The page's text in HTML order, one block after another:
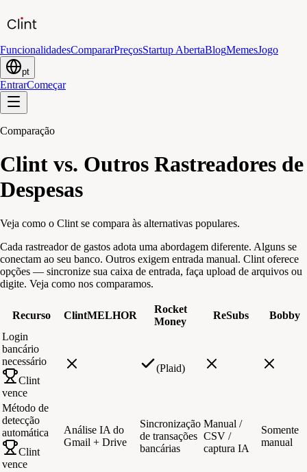
FuncionalidadesCompararPreçosStartup AbertaBlogMemesJogo
pt
EntrarComeçar
Comparação
Clint vs. Outros Rastreadores de
Despesas
Veja como o Clint se compara às alternativas populares.
Cada rastreador de gastos adota uma abordagem diferente. Alguns se
conectam ao seu banco. Outros exigem entrada manual. Clint oferece
opções — sincronize sua caixa de entrada, faça upload de arquivos ou
digite. Veja como nos comparamos.
Recurso ClintMELHOR
Rocket
Money
ReSubs
Bobby
Login
bancário
necessário
Clint
vence
(Plaid)
Método de
detecção
automática
Clint
vence
Análise IA do
Gmail + Drive
Sincronização
de transações
bancárias
Manual /
CSV /
captura IA
Somente
manual